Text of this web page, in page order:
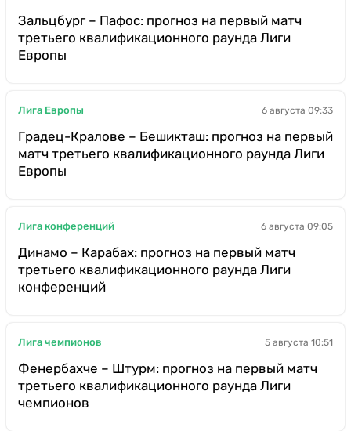
Зальцбург – Пафос: прогноз на первый матч
третьего квалификационного раунда Лиги
Европы
Лига Европы 6 августа 09:33
Градец-Кралове – Бешикташ: прогноз на первый
матч третьего квалификационного раунда Лиги
Европы
Лига конференций 6 августа 09:05
Динамо – Карабах: прогноз на первый матч
третьего квалификационного раунда Лиги
конференций
Лига чемпионов 5 августа 10:51
Фенербахче – Штурм: прогноз на первый матч
третьего квалификационного раунда Лиги
чемпионов